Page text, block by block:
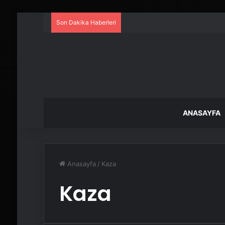
Son Dakika Haberleri
ANASAYFA
Anasayfa / Kaza
Kaza